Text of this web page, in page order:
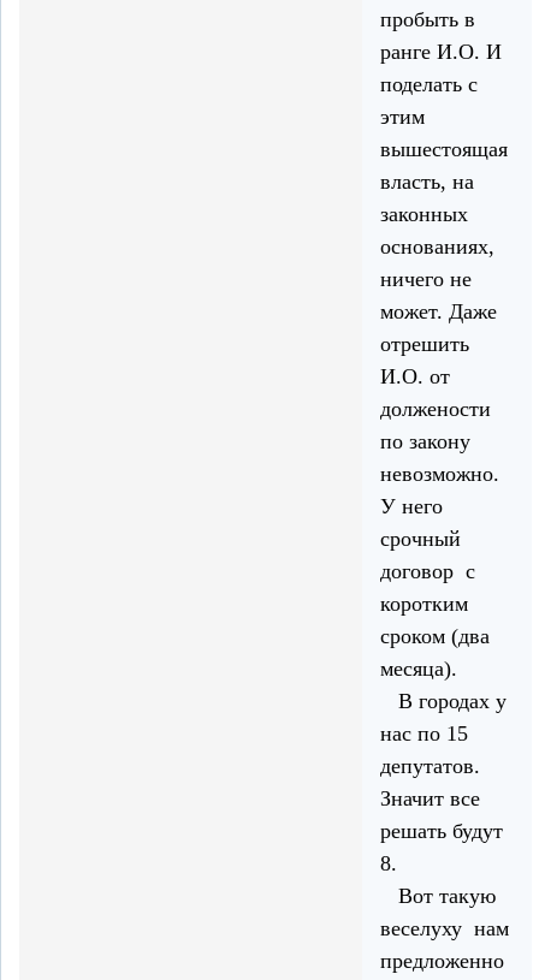
пробыть в
ранге И.О. И
поделать с
этим
вышестоящая
власть, на
законных
основаниях,
ничего не
может. Даже
отрешить
И.О. от
должености
по закону
невозможно.
У него
срочный
договор с
коротким
сроком (два
месяца).
В городах у
нас по 15
депутатов.
Значит все
решать будут
8.
Вот такую
веселуху нам
предложенно